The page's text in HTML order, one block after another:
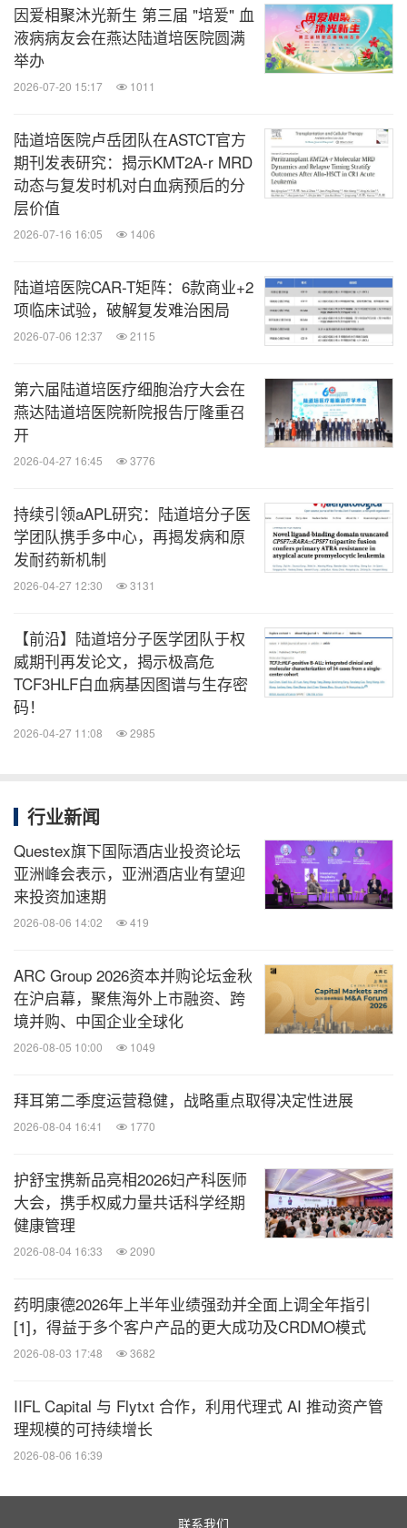
人杨丽君讲述了儿子坤仔（M2非血缘移植后6年多）
一路过五关斩六将，披荆斩棘重返校园的故事，分享
自己的治疗经验。因为淋过雨，总想为他人撑一把伞
属一起帮助了很多病友。
张泽同学带来贯口表演，大家的表演和分享也把现场
氛围推向了一个高潮。
第二个板块“自励重燃人生”部分由刘德琰主任和孙瑞
娟主任主持。颜值担当、才艺出众，本场活动特聘摄
影师小宴同学（γδ型T急淋半相合移植后9年），心
学（AML移植后4年多），用亲身经历告诉我们只要
积极向前，按下暂停键的人生，重启依旧精彩。
主任主持。5岁确诊ALL，经过两次CAR-T残留仍然
高达73.77%，在父母强烈的要求下进行了挽救性半
相合移植，如今移植后7年多，畅畅和爸爸赵宏伟讲
述了一个关于只要坚持就能重新迎来春天的故事。22
的信念重返校园，走出湘西北大山，作为一名大一新
生追寻生命的意义与价值。
14岁的刘梦佳小朋友（混合细胞白血病移植后6年
的路还很长，希望病友们带着这份新生的希望，去创
造更加精彩的未来。
第四个板块“善意传递温情”部分由赵艳丽主任和吕范
马竹青（T、B双表急淋CAR-T后桥接半相合移植5年
多），因为在治疗过程中在被社会各界堆积的善意环
境中感受到了希望，成为了同样热心温暖的人。廖菲
小朋友（M5半相合移植后3年多），父母离异，是未
疗，她们用自己的经历告诉大家，生病不可怕，做出
景。
大会还为到场的24位康复明星颁发奖杯，感谢他们以
不服输的勇气和力量，在与病魔抗争中取得胜利，以
的病友们。
因爱相聚沐光新生 第三届 "培爱" 血
液病病友会在燕达陆道培医院圆满
举办
2026-07-20 15:17 1011
陆道培医院卢岳团队在ASTCT官方
期刊发表研究：揭示KMT2A-r MRD
动态与复发时机对白血病预后的分
层价值
2026-07-16 16:05 1406
陆道培医院CAR-T矩阵：6款商业+2
项临床试验，破解复发难治困局
2026-07-06 12:37 2115
第六届陆道培医疗细胞治疗大会在
燕达陆道培医院新院报告厅隆重召
开
2026-04-27 16:45 3776
持续引领aAPL研究：陆道培分子医
学团队携手多中心，再揭发病和原
发耐药新机制
2026-04-27 12:30 3131
【前沿】陆道培分子医学团队于权
威期刊再发论文，揭示极高危
TCF3HLF白血病基因图谱与生存密
码！
2026-04-27 11:08 2985
行业新闻
Questex旗下国际酒店业投资论坛
亚洲峰会表示，亚洲酒店业有望迎
来投资加速期
2026-08-06 14:02 419
ARC Group 2026资本并购论坛金秋
在沪启幕，聚焦海外上市融资、跨
境并购、中国企业全球化
2026-08-05 10:00 1049
拜耳第二季度运营稳健，战略重点取得决定性进展
2026-08-04 16:41 1770
护舒宝携新品亮相2026妇产科医师
大会，携手权威力量共话科学经期
健康管理
2026-08-04 16:33 2090
药明康德2026年上半年业绩强劲并全面上调全年指引
[1]，得益于多个客户产品的更大成功及CRDMO模式
2026-08-03 17:48 3682
IIFL Capital 与 Flytxt 合作，利用代理式 AI 推动资产管
理规模的可持续增长
2026-08-06 16:39
联系我们